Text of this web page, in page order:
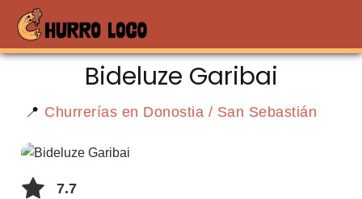
Bideluze Garibai
📍 Churrerías en Donostia / San Sebastián
7.7